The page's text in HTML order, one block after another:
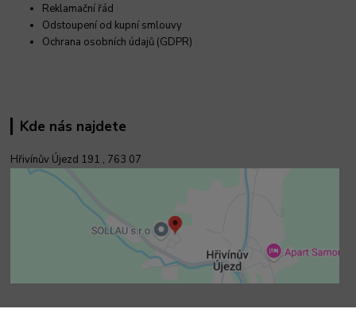
Reklamační řád
Odstoupení od kupní smlouvy
Ochrana osobních údajů (GDPR)
Kde nás najdete
Hřivínův Újezd 191 , 763 07